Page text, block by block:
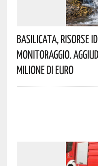
Basilicata, Risorse
Monitoraggio.
Milione Di Euro